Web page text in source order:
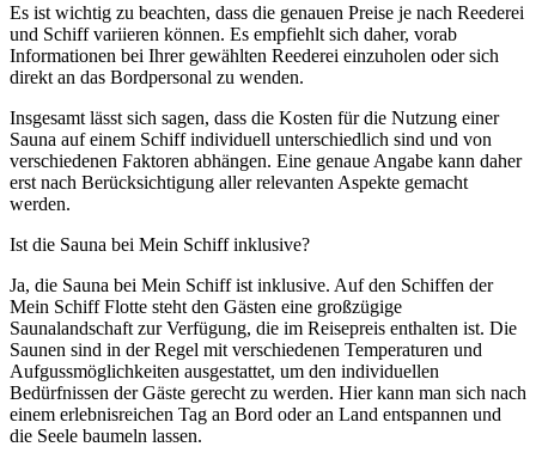
Es ist wichtig zu beachten, dass die genauen Preise je nach Reederei
und Schiff variieren können. Es empfiehlt sich daher, vorab
Informationen bei Ihrer gewählten Reederei einzuholen oder sich
direkt an das Bordpersonal zu wenden.
Insgesamt lässt sich sagen, dass die Kosten für die Nutzung einer
Sauna auf einem Schiff individuell unterschiedlich sind und von
verschiedenen Faktoren abhängen. Eine genaue Angabe kann daher
erst nach Berücksichtigung aller relevanten Aspekte gemacht
werden.
Ist die Sauna bei Mein Schiff inklusive?
Ja, die Sauna bei Mein Schiff ist inklusive. Auf den Schiffen der
Mein Schiff Flotte steht den Gästen eine großzügige
Saunalandschaft zur Verfügung, die im Reisepreis enthalten ist. Die
Saunen sind in der Regel mit verschiedenen Temperaturen und
Aufgussmöglichkeiten ausgestattet, um den individuellen
Bedürfnissen der Gäste gerecht zu werden. Hier kann man sich nach
einem erlebnisreichen Tag an Bord oder an Land entspannen und
die Seele baumeln lassen.